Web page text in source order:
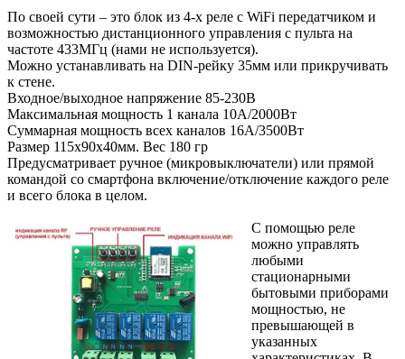
По своей сути – это блок из 4-х реле с WiFi передатчиком и
возможностью дистанционного управления с пульта на
частоте 433МГц (нами не используется).
Можно устанавливать на DIN-рейку 35мм или прикручивать
к стене.
Входное/выходное напряжение 85-230В
Максимальная мощность 1 канала 10А/2000Вт
Суммарная мощность всех каналов 16А/3500Вт
Размер 115х90х40мм. Вес 180 гр
Предусматривает ручное (микровыключатели) или прямой
командой со смартфона включение/отключение каждого реле
и всего блока в целом.
С помощью реле
можно управлять
любыми
стационарными
бытовыми приборами
мощностью, не
превышающей в
указанных